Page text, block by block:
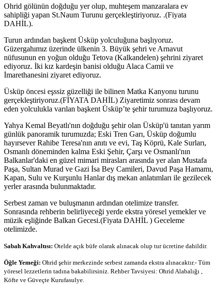
Ohrid gölünün doğduğu yer olup, muhteşem manzaralara ev
sahipliği yapan St.Naum Turunu gerçekleştiriyoruz. .(Fiyata
DAHİL).
Turun ardından başkent Üsküp yolculuğuna başlıyoruz.
Güzergahımız üzerinde ülkenin 3. Büyük şehri ve Arnavut
nüfusunun en yoğun olduğu Tetova (Kalkandelen) şehrini ziyaret
ediyoruz. İki kız kardeşin banisi olduğu Alaca Camii ve
İmarethanesini ziyaret ediyoruz.
Üsküp öncesi eşssiz güzelliği ile bilinen Matka Kanyonu turunu
gerçekleştiriyoruz.(FİYATA DAHİL) Ziyaretimiz sonrası devam
eden yolculukla varılan başkent Üsküp’te şehir turumuza başlıyoruz.
Yahya Kemal Beyatlı'nın doğduğu şehir olan Üsküp'ü tanıtan yarım
günlük panoramik turumuzda; Eski Tren Garı, Üsküp doğumlu
hayırsever Rahibe Teresa'nın anıtı ve evi, Taş Köprü, Kale Surları,
Osmanlı döneminden kalma Eski Şehir, Çarşı ve Osmanlı'nın
Balkanlar'daki en güzel mimari mirasları arasında yer alan Mustafa
Paşa, Sultan Murad ve Gazi İsa Bey Camileri, Davud Paşa Hamamı,
Kapan, Sulu ve Kurşunlu Hanlar dış mekan anlatımları ile gezilecek
yerler arasında bulunmaktadır.
Serbest zaman ve buluşmanın ardından otelimize transfer.
Sonrasında rehberin belirliyeceği yerde ekstra yöresel yemekler ve
müzik eşliğinde Balkan Gecesi.(Fiyata DAHİL ) Geceleme
otelimizde.
Sabah Kahvaltısı: Otelde açık büfe olarak alınacak olup tur ücretine dahildir.
Öğle Yemeği: Ohrid şehir merkezinde serbest zamanda ekstra alınacaktır.- Tüm
yöresel lezzetlerin tadına bakabilirsiniz. Rehber Tavsiyesi: Ohrid Alabalığı ,
Köfte ve Güveçte Kurufasulye.